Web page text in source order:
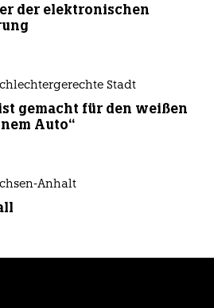
der elektronischen
Stadt
gemacht für den weißen
Auto“
Anhalt